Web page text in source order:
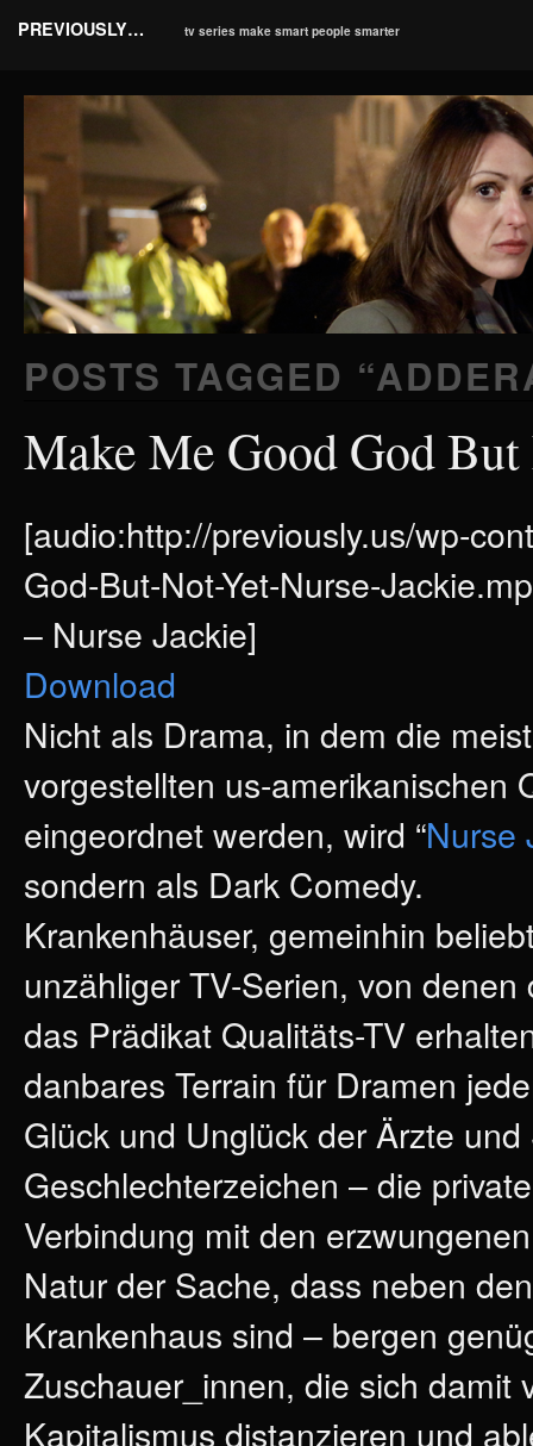
PREVIOUSLY… tv series make smart people smarter
POSTS TAGGED “
Make Me Good God
[audio:http://previously.us/wp-
God-But-Not-Yet-Nurse-
– Nurse Jackie]
Download
Nicht als Drama, in dem die
vorgestellten us-amerikanischen
eingeordnet werden, wird “Nurse
sondern als Dark Comedy.
Krankenhäuser, gemeinhin
unzähliger TV-Serien, von
das Prädikat Qualitäts-TV
danbares Terrain für Dramen
Glück und Unglück der Ärzte
Geschlechterzeichen – die
Verbindung mit den
Natur der Sache, dass neben
Krankenhaus sind – bergen
Zuschauer_innen, die sich
Kapitalismus distanzieren und